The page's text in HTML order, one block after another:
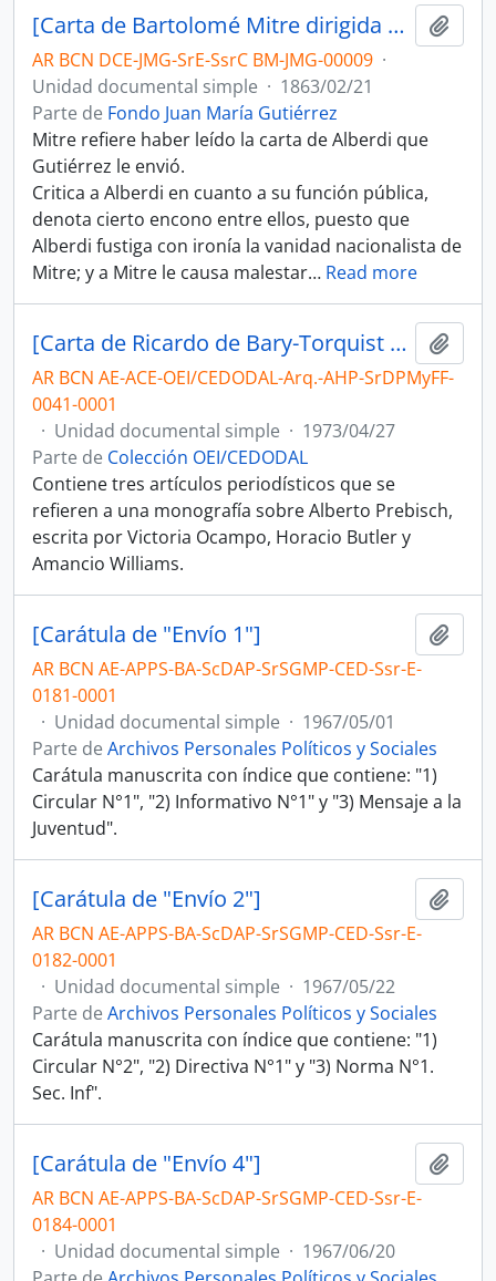
[Carta de Bartolomé Mitre dirigida a Juan María Gutiérrez]
AR BCN DCE-JMG-SrE-SsrC BM-JMG-00009 ·
Unidad documental simple · 1863/02/21
Parte de Fondo Juan María Gutiérrez
Mitre refiere haber leído la carta de Alberdi que
Gutiérrez le envió.
Critica a Alberdi en cuanto a su función pública,
denota cierto encono entre ellos, puesto que
Alberdi fustiga con ironía la vanidad nacionalista de
Mitre; y a Mitre le causa malestar… Read more
[Carta de Ricardo de Bary-Torquist dirigida a María Mercedes Lerena de Prebisch]
AR BCN AE-ACE-OEI/CEDODAL-Arq.-AHP-SrDPMyFF-
0041-0001
· Unidad documental simple · 1973/04/27
Parte de Colección OEI/CEDODAL
Contiene tres artículos periodísticos que se
refieren a una monografía sobre Alberto Prebisch,
escrita por Victoria Ocampo, Horacio Butler y
Amancio Williams.
[Carátula de "Envío 1"]
AR BCN AE-APPS-BA-ScDAP-SrSGMP-CED-Ssr-E-
0181-0001
· Unidad documental simple · 1967/05/01
Parte de Archivos Personales Políticos y Sociales
Carátula manuscrita con índice que contiene: "1)
Circular N°1", "2) Informativo N°1" y "3) Mensaje a la
Juventud".
[Carátula de "Envío 2"]
AR BCN AE-APPS-BA-ScDAP-SrSGMP-CED-Ssr-E-
0182-0001
· Unidad documental simple · 1967/05/22
Parte de Archivos Personales Políticos y Sociales
Carátula manuscrita con índice que contiene: "1)
Circular N°2", "2) Directiva N°1" y "3) Norma N°1.
Sec. Inf".
[Carátula de "Envío 4"]
AR BCN AE-APPS-BA-ScDAP-SrSGMP-CED-Ssr-E-
0184-0001
· Unidad documental simple · 1967/06/20